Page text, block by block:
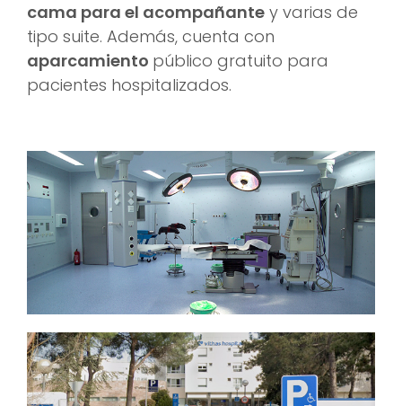
cama para el acompañante y varias de
tipo suite. Además, cuenta con
aparcamiento público gratuito para
pacientes hospitalizados.